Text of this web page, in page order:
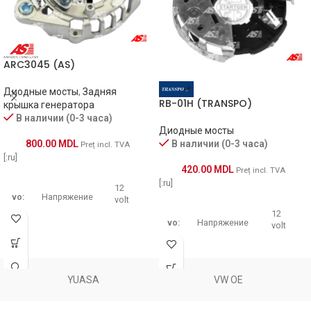
ARC3045 (AS)
Диодные мосты, Задняя
крышка генератора
В наличии (0-3 часа)
800.00 MDL Preț incl. TVA
[:ru]
vo: Напряжение
12
volt
внешний
RB-01H (TRANSPO)
Диодные мосты
В наличии (0-3 часа)
420.00 MDL Preț incl. TVA
[:ru]
vo: Напряжение
12
volt
диодного
YUASA VW OE